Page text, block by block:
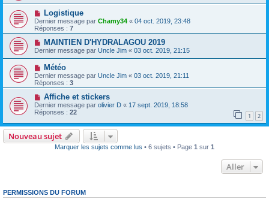
Logistique
Dernier message par Chamy34 « 04 oct. 2019, 23:48
Réponses : 7
MAINTIEN D'HYDRALAGOU 2019
Dernier message par Uncle Jim « 03 oct. 2019, 21:15
Météo
Dernier message par Uncle Jim « 03 oct. 2019, 21:11
Réponses : 3
Affiche et stickers
Dernier message par olivier D « 17 sept. 2019, 18:58
Réponses : 22 1 2
Nouveau sujet
Marquer les sujets comme lus • 6 sujets • Page 1 sur 1
Aller
PERMISSIONS DU FORUM